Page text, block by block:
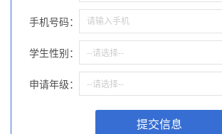
手机号码：
学生性别： --请选择--
申请年级： --请选择--
提交信息